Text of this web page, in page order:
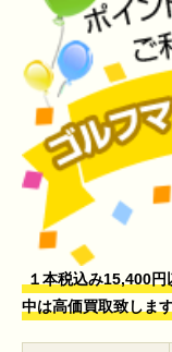
１本税込み15,400
中は高価買取致します